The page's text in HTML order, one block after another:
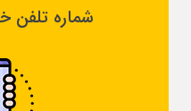
شماره تلفن